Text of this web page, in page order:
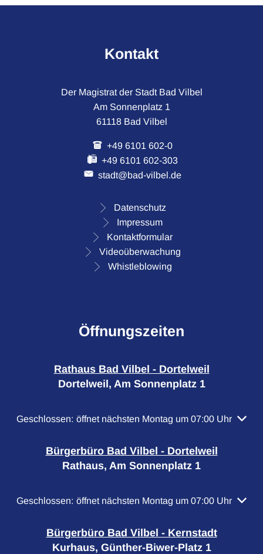
Kontakt
Der Magistrat der Stadt Bad Vilbel
Am Sonnenplatz 1
61118 Bad Vilbel
+49 6101 602-0
+49 6101 602-303
stadt@bad-vilbel.de
Datenschutz
Impressum
Kontaktformular
Videoüberwachung
Whistleblowing
Öffnungszeiten
Rathaus Bad Vilbel - Dortelweil
Dortelweil, Am Sonnenplatz 1
Klicken, um weitere Öffnungs- oder Schließzeiten
Geschlossen: öffnet nächsten Montag um 07:00 Uhr
Bürgerbüro Bad Vilbel - Dortelweil
Rathaus, Am Sonnenplatz 1
Klicken, um weitere Öffnungs- oder Schließzeiten
Geschlossen: öffnet nächsten Montag um 07:00 Uhr
Bürgerbüro Bad Vilbel - Kernstadt
Kurhaus, Günther-Biwer-Platz 1